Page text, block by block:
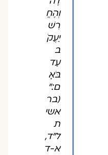
וְהֶחֱ
רִשׁ
יַעֲקֹ
ב
עַד
בֹּאָ
ם׃"
(בר
אשי
ת
ל"ד,
א-ד